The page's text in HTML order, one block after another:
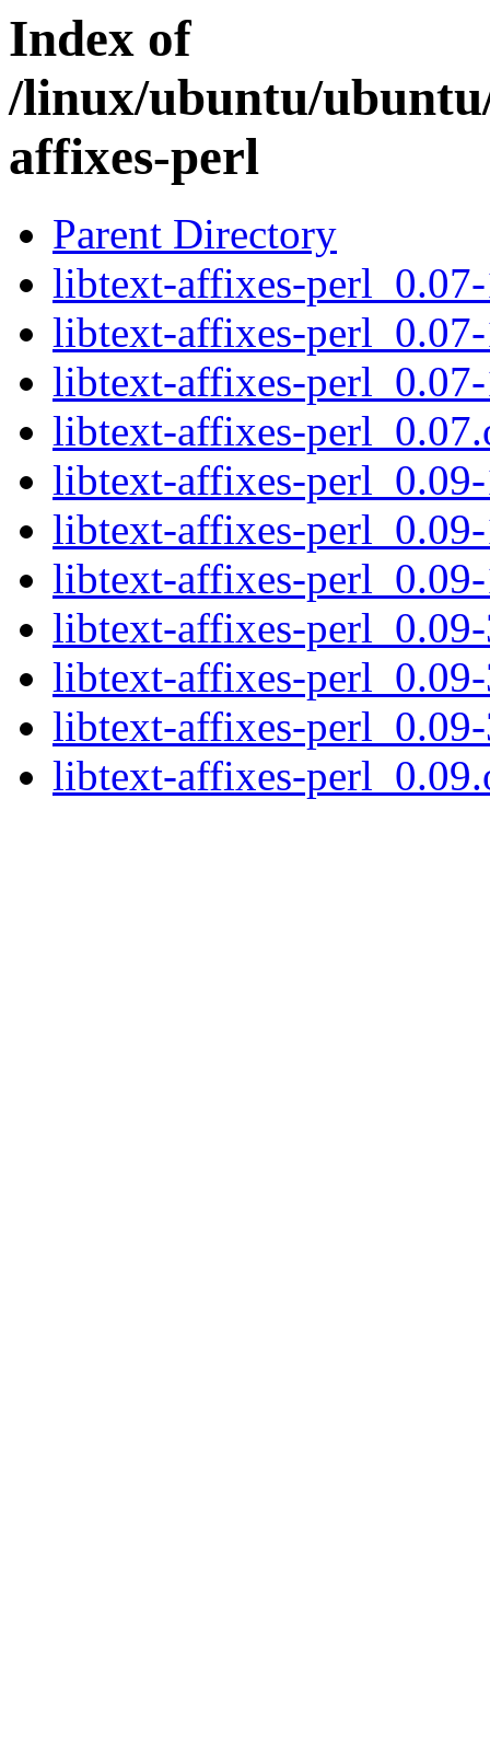
Index of
/linux/ubuntu/
affixes-perl
Parent Directory
libtext-affixes-
libtext-affixes-
libtext-affixes-
libtext-affixes-
libtext-affixes-
libtext-affixes-
libtext-affixes-
libtext-affixes-
libtext-affixes-
libtext-affixes-
libtext-affixes-